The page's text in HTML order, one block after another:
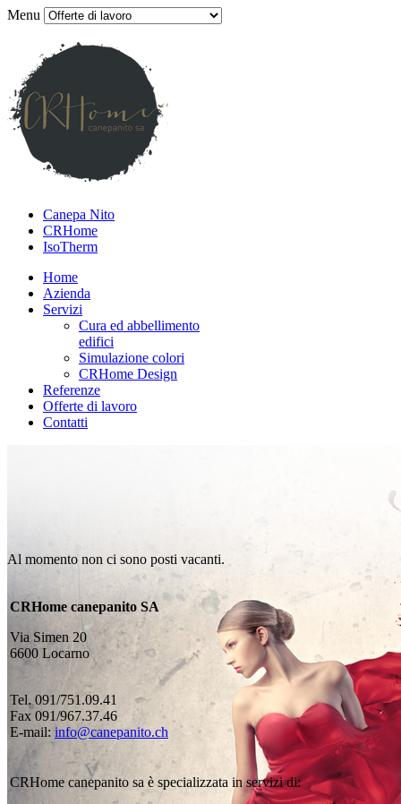
Menu
Canepa Nito
CRHome
IsoTherm
Home
Azienda
Servizi
Cura ed abbellimento
edifici
Simulazione colori
CRHome Design
Referenze
Offerte di lavoro
Contatti
Al momento non ci sono posti vacanti.
CRHome canepanito SA
Via Simen 20
6600 Locarno
Tel. 091/751.09.41
Fax 091/967.37.46
E-mail: info@canepanito.ch
CRHome canepanito sa è specializzata in servizi di: